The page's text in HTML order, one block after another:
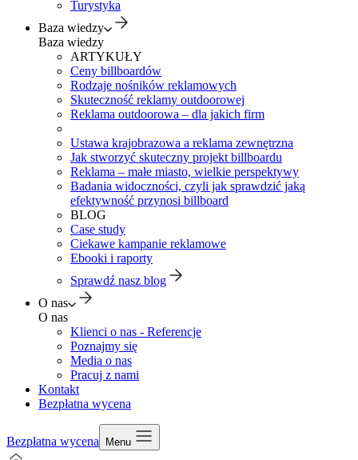
Turystyka
Baza wiedzy
Baza wiedzy
ARTYKUŁY
Ceny billboardów
Rodzaje nośników reklamowych
Skuteczność reklamy outdoorowej
Reklama outdoorowa – dla jakich firm
Ustawa krajobrazowa a reklama zewnętrzna
Jak stworzyć skuteczny projekt billboardu
Reklama – małe miasto, wielkie perspektywy
Badania widoczności, czyli jak sprawdzić jaką
efektywność przynosi billboard
BLOG
Case study
Ciekawe kampanie reklamowe
Ebooki i raporty
Sprawdź nasz blog
O nas
O nas
Klienci o nas - Referencje
Poznajmy się
Media o nas
Pracuj z nami
Kontakt
Bezpłatna wycena
Bezpłatna wycena Menu